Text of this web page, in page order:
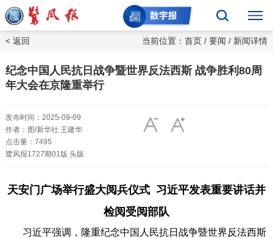
当前位置：首页 /要闻 / 新闻详情
< 返回
纪念中国人民抗日战争暨世界反法西斯 战争胜利80周
年大会在京隆重举行
发布时间：2025-09-09
作者：图/新华社 王建华
点击量：7495
鹭风报1727期01版 头版
天安门广场举行盛大阅兵仪式 习近平发表重要讲话并
检阅受阅部队
习近平强调，隆重纪念中国人民抗日战争暨世界反法西斯